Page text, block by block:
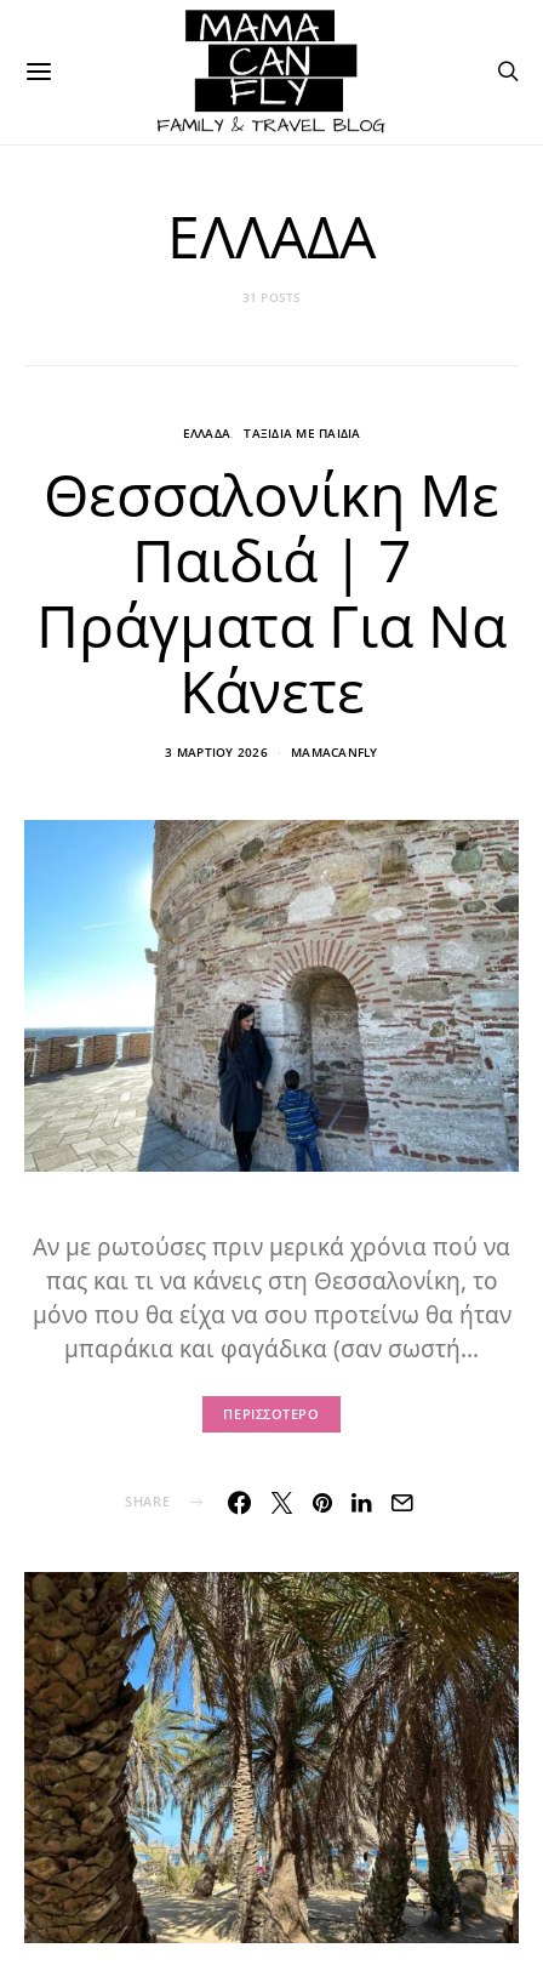
ΕΛΛΑΔΑ
31 POSTS
ΕΛΛΑΔΑ ΤΑΞΙΔΙΑ ΜΕ ΠΑΙΔΙΑ
Θεσσαλονίκη Με
Παιδιά | 7
Πράγματα Για Να
Κάνετε
3 ΜΑΡΤΊΟΥ 2026 MAMACANFLY
Αν με ρωτούσες πριν μερικά χρόνια πού να
πας και τι να κάνεις στη Θεσσαλονίκη, το
μόνο που θα είχα να σου προτείνω θα ήταν
μπαράκια και φαγάδικα (σαν σωστή…
ΠΕΡΙΣΣΌΤΕΡΟ
SHARE